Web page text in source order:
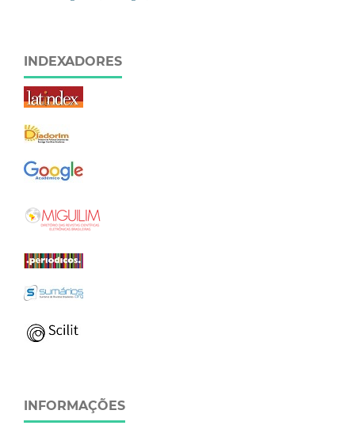
INDEXADORES
INFORMAÇÕES